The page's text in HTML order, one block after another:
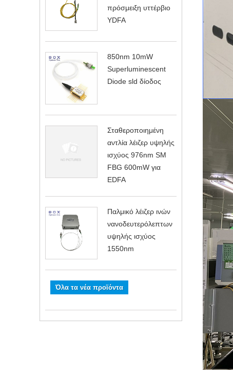
πρόσμειξη υττέρβιο
YDFA
850nm 10mW
Superluminescent
Diode sld δίοδος
Σταθεροποιημένη
αντλία λέιζερ υψηλής
ισχύος 976nm SM
FBG 600mW για
EDFA
Παλμικό λέιζερ ινών
νανοδευτερόλεπτων
υψηλής ισχύος
1550nm
Όλα τα νέα προϊόντα